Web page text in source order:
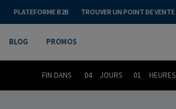
PLATEFORME B2B TROUVER UN POINT DE VENTE
BLOG PROMOS
FIN DANS 04 JOURS 01 HEURES